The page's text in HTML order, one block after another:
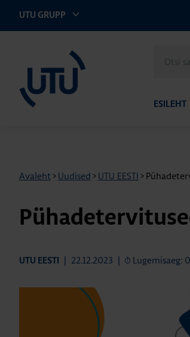
UTU GRUPP
saidilt
ESILEHT
Avaleht > Uudised > UTU EESTI >
UTU EESTI | 22.12.2023 | Lugemisaeg: